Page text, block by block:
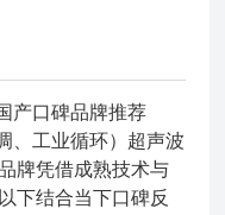
产口碑品牌推荐
、工业循环）超声波
牌凭借成熟技术与
下结合当下口碑反